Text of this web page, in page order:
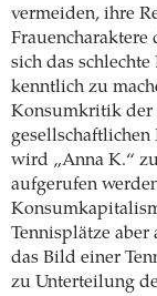
vermeiden, ihre
Frauencharaktere
sich das
kenntlich zu
Konsumkritik der
gesellschaftlichen
wird „Anna K.“
aufgerufen
Tennisplätze aber
das Bild einer
zu Unterteilung